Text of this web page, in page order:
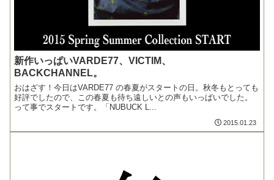
新作いっぱいVARDE77、VICTIM、
BACKCHANNEL。
おはざす！今日はVARDE77 の春夏がスタートの日。秋冬もとっても
好評でしたので、この春夏も待ち遠しいとの声もいっぱいでした。
って事でスタートです。「NUBUCK L...
2015.01.23